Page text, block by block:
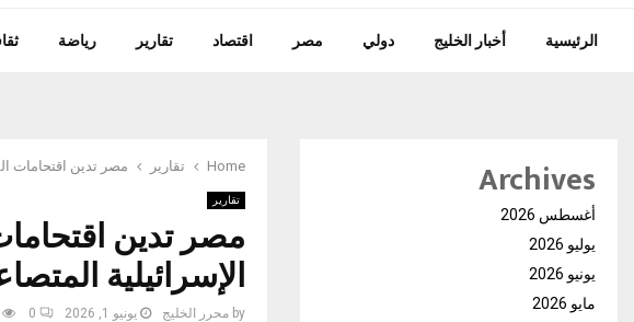
الرئيسية أخبار الخليج دولي مصر اقتصاد تقارير رياضة
Home تقارير مصر تدين اقتحامات
تقارير
مصر تدين
الإسرائيلية
by محرر الخليج يونيو 1, 2026 0
Archives
أغسطس 2026
يوليو 2026
يونيو 2026
مايو 2026